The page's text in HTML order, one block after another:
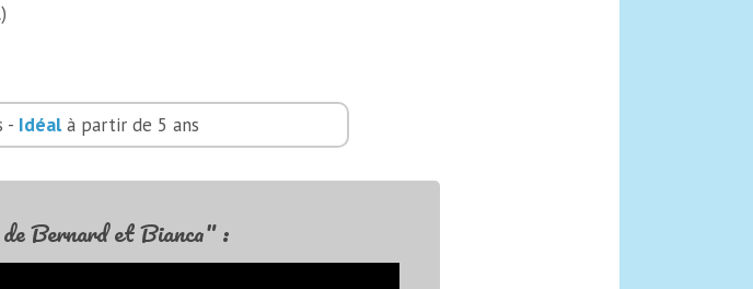
- Idéalà partir de 5 ans
Bernard et Bianca" :